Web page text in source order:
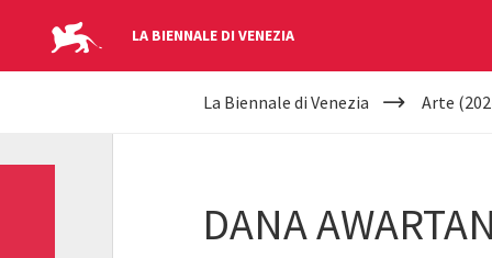
LA BIENNALE DI VENEZIA
YOUR
La Biennale di Venezia Arte
DANA